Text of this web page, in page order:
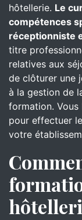
hôtellerie. Le
compétences
réceptionniste
titre
relatives aux
de clôturer une
à la gestion de
formation. Vous
pour effectuer
votre